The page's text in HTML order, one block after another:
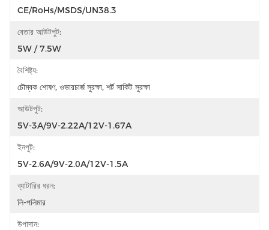
CE/RoHs/MSDS/UN38.3
বেতার আউটপুট:
5W / 7.5W
বৈশিষ্ট্য:
চৌম্বক শোষণ, ওভারচার্জ সুরক্ষা, শর্ট সার্কিট সুরক্ষা
আউটপুট:
5V-3A/9V-2.22A/12V-1.67A
ইনপুট:
5V-2.6A/9V-2.0A/12V-1.5A
ব্যাটারির ধরন:
লি-পলিমার
উপাদান: